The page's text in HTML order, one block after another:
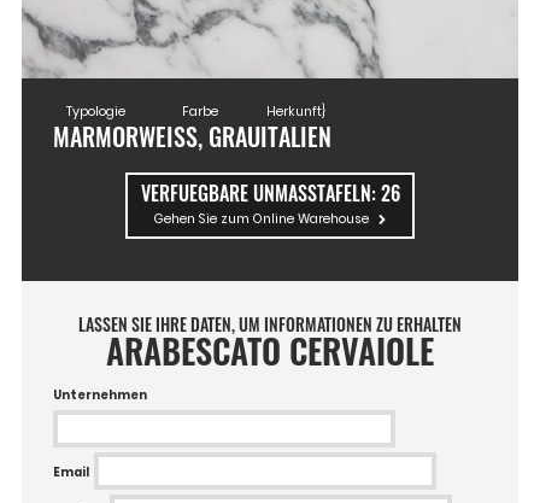
Typologie
MARMOR
Farbe
WEISS, GRAU
Herkunft}
ITALIEN
VERFUEGBARE UNMASSTAFELN:26
Gehen Sie zum Online Warehouse
LASSEN SIE IHRE DATEN, UM INFORMATIONEN ZU ERHALTEN
ARABESCATO CERVAIOLE
Unternehmen
Email